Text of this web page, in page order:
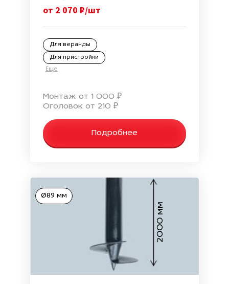
от 2 070 ₽/шт
Для веранды
Для пристройки
Еще
Монтаж от 1 000 ₽
Оголовок от 210 ₽
Подробнее
2000 мм
Ø89 мм